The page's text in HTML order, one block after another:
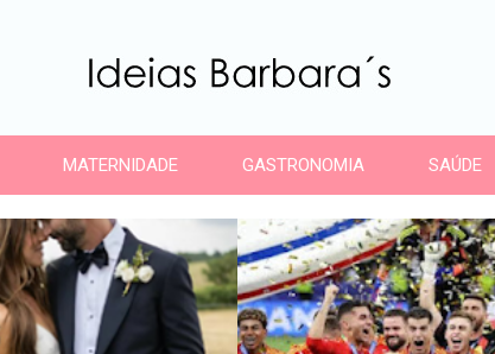
MATERNIDADE GASTRONOMIA SAÚDE